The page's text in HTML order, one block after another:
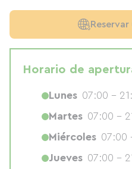
Horario de
Lunes 07:00 -
Martes 07:00 -
Miércoles 07:00
Jueves 07:00 -